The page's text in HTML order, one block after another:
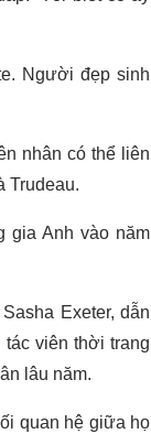
Người đẹp sinh
nhân có thể liên
Trudeau.
gia Anh vào năm
Exeter, dẫn
tác viên thời trang
lâu năm.
quan hệ giữa họ